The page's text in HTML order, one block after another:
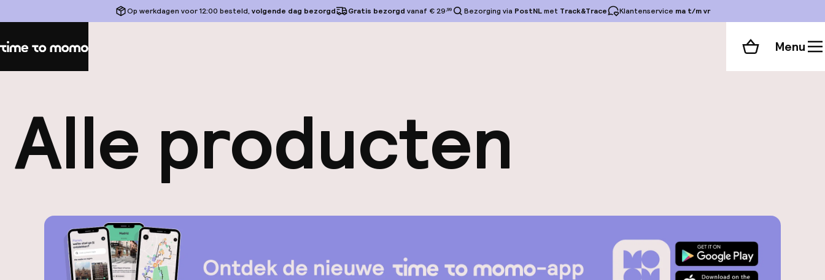
Op werkdagen voor 12:00 besteld, volgende dag bezorgd Gratis bezorgd vanaf € 29,99 Bezorging via PostNLmet Track&Trace Klantenservice ma t/m vr
Home Winkelmand
Menu
Alle producten